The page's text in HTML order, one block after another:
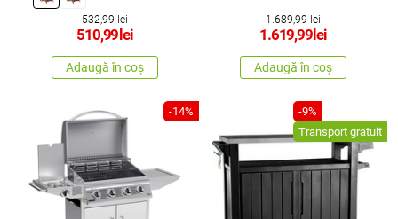
532,99 lei
510,99 lei
Adaugă în coș
1.689,99 lei
1.619,99 lei
Adaugă în coș
-14%
-9%
Transport gratuit